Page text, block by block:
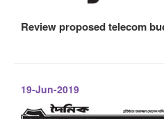
Review proposed telecom
19-Jun-2019